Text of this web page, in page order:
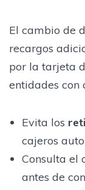
El cambio de
recargos
por la tarjeta
entidades con
Evita los
cajeros
Consulta el
antes de